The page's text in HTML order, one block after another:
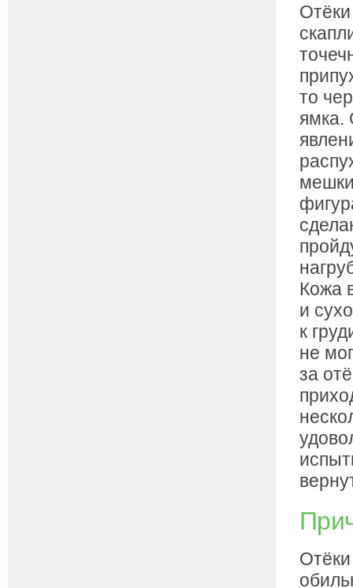
то
ямка.
Кожа
и
к
не
за